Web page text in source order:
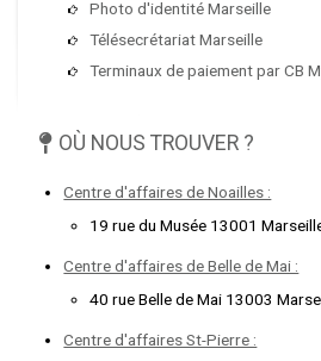
Photo d'identité Marseille
Télésecrétariat Marseille
Terminaux de paiement par CB
OÙ NOUS TROUVER ?
Centre d'affaires de Noailles :
19 rue du Musée 13001
Centre d'affaires de Belle de Mai :
40 rue Belle de Mai 13003
Centre d'affaires St-Pierre :